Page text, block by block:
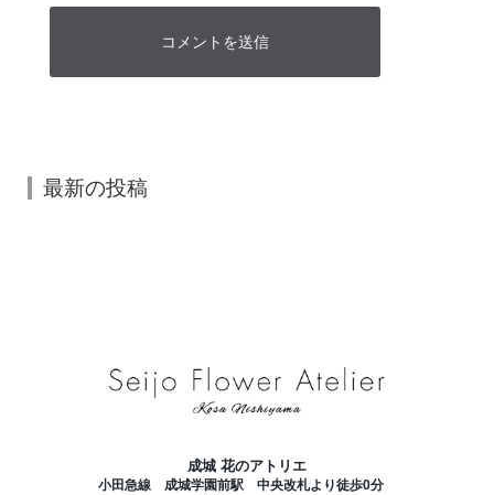
最新の投稿
成城 花のアトリエ
小田急線 成城学園前駅 中央改札より徒歩0分